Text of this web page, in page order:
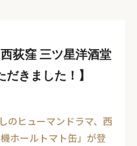
荻窪 三ツ星洋酒堂
きました！】
ヒューマンドラマ、西
ホールトマト缶」が登